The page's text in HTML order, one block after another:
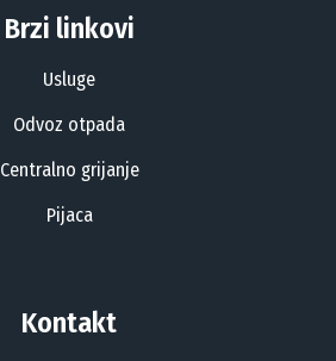
Brzi linkovi
Usluge
Odvoz otpada
Centralno grijanje
Pijaca
Kontakt